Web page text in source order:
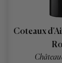
Coteaux
Château